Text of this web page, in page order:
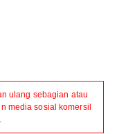
ulang sebagian atau
media sosial komersil